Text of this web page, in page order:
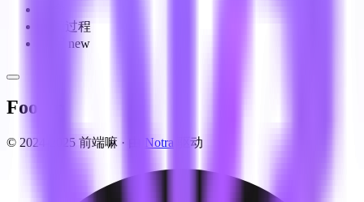
中间过程
手写 new
Footer
© 2024-2025 前端嘛 · Notra 驱动